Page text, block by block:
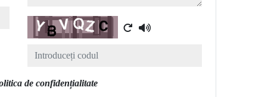
Captcha
de confidențialitate